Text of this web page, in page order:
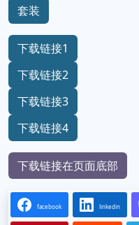
套装
下载链接1
下载链接2
下载链接3
下载链接4
下载链接在页面底部
facebook linkedin